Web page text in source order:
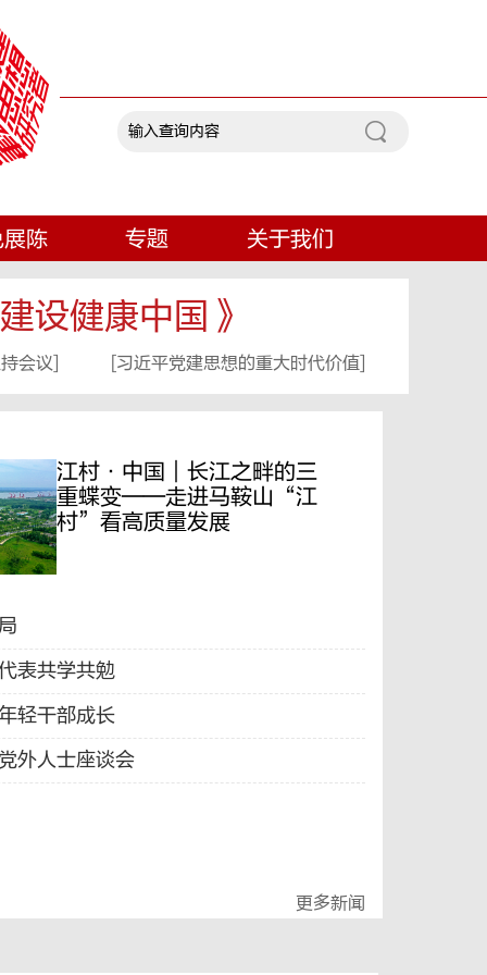
陈 专题 关于我们
设健康中国》
会议] 习近平党建思想的重大时代价值]
江村·中国｜长江之畔的三
重蝶变——走进马鞍山“江
村”看高质量发展
表共学共勉
轻干部成长
外人士座谈会
更多新闻